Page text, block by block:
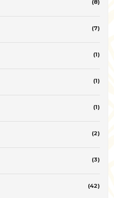
(8)
(7)
(1)
(1)
(1)
(2)
(3)
(42)